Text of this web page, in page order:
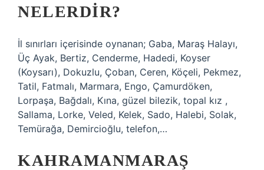
NELERDIR?
İl sınırları içerisinde oynanan; Gaba, Maraş Halayı,
Üç Ayak, Bertiz, Cenderme, Hadedi, Koyser
(Koysarı), Dokuzlu, Çoban, Ceren, Köçeli, Pekmez,
Tatil, Fatmalı, Marmara, Engo, Çamurdöken,
Lorpaşa, Bağdalı, Kına, güzel bilezik, topal kız ,
Sallama, Lorke, Veled, Kelek, Sado, Halebi, Solak,
Temürağa, Demircioğlu, telefon,…
KAHRAMANMARAŞ